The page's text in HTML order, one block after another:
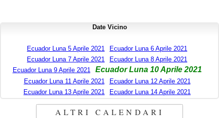
Date Vicino
Ecuador Luna 5 Aprile 2021
Ecuador Luna 6 Aprile 2021
Ecuador Luna 7 Aprile 2021
Ecuador Luna 8 Aprile 2021
Ecuador Luna 9 Aprile 2021
Ecuador Luna 10 Aprile 2021
Ecuador Luna 11 Aprile 2021
Ecuador Luna 12 Aprile 2021
Ecuador Luna 13 Aprile 2021
Ecuador Luna 14 Aprile 2021
ALTRI CALENDARI